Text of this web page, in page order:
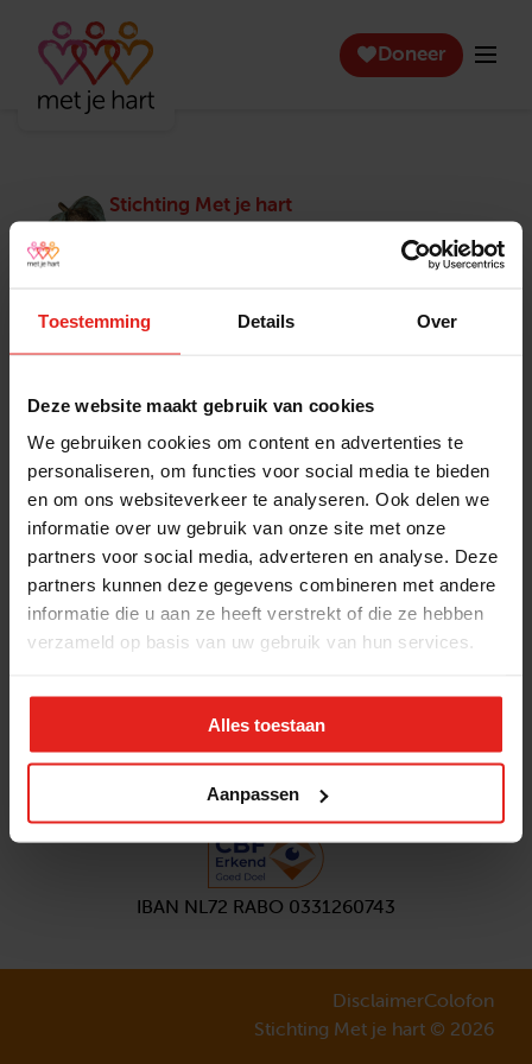
Toestemming Details Over
Deze website maakt gebruik van cookies
We gebruiken cookies om content en advertenties te
personaliseren, om functies voor social media te bieden
en om ons websiteverkeer te analyseren. Ook delen we
informatie over uw gebruik van onze site met onze
partners voor social media, adverteren en analyse. Deze
partners kunnen deze gegevens combineren met andere
informatie die u aan ze heeft verstrekt of die ze hebben
verzameld op basis van uw gebruik van hun services.
Alles toestaan
Aanpassen
Doneer
Stichting Met je hart
Stichting Met je hart laat ouderen die zich
eenzaam voelen weer genieten en inspireert
winnaar van het Appeltje van Oranje.
Actuele vacatures
Pers en media
Jaarverslag 2025
Contact
Klachtenprocedure
Privacyverklaring
Opzeggen
Volg ons
Aanmeldennieuwsbrief
IBAN NL72 RABO 0331260743
DisclaimerColofon
Stichting Met je hart © 2026